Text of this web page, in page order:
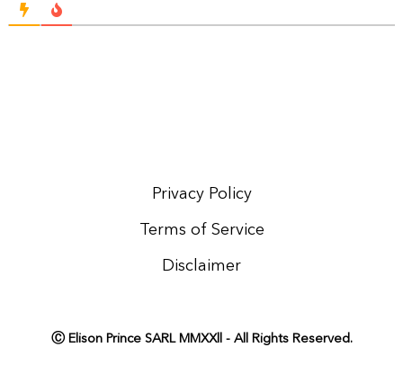
Privacy Policy
Terms of Service
Disclaimer
Ⓒ Elison Prince SARL MMXXll - All Rights Reserved.